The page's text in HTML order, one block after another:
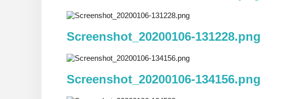
Screenshot_20200106-131228.png
Screenshot_20200106-134156.png